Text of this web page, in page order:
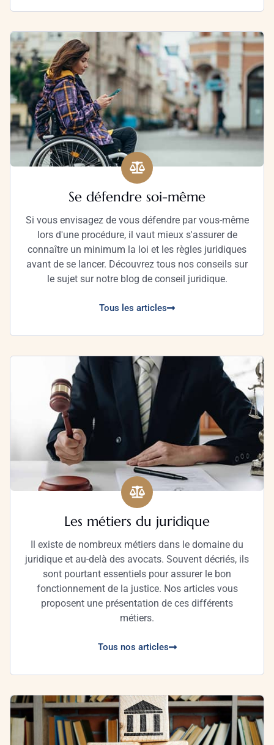
Se défendre soi-même
Si vous envisagez de vous défendre par vous-même
lors d'une procédure, il vaut mieux s'assurer de
connaître un minimum la loi et les règles juridiques
avant de se lancer. Découvrez tous nos conseils sur
le sujet sur notre blog de conseil juridique.
Tous les articles
Les métiers du juridique
Il existe de nombreux métiers dans le domaine du
juridique et au-delà des avocats. Souvent décriés, ils
sont pourtant essentiels pour assurer le bon
fonctionnement de la justice. Nos articles vous
proposent une présentation de ces différents
métiers.
Tous nos articles